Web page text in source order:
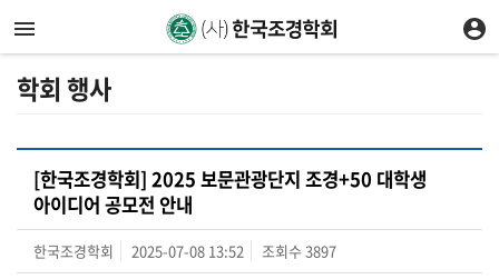
학회 행사
[한국조경학회] 2025 보문관광단지 조경+50 대학생
아이디어 공모전 안내
한국조경학회 2025-07-08 13:52 조회수 3897